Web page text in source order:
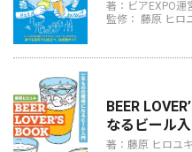
著：ビアEXPO運
監修： 藤原 ヒロ
BEER
なるビール入
著：藤原 ヒロユキ